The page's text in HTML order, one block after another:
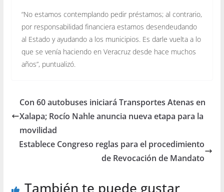
“No estamos contemplando pedir préstamos; al contrario,
por responsabilidad financiera estamos desendeudando
al Estado y ayudando a los municipios. Es darle vuelta a lo
que se venía haciendo en Veracruz desde hace muchos
años”, puntualizó.
Con 60 autobuses iniciará Transportes Atenas en
Xalapa; Rocío Nahle anuncia nueva etapa para la
movilidad
Establece Congreso reglas para el procedimiento
de Revocación de Mandato
También te puede gustar